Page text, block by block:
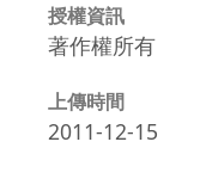
授權資訊
著作權所有
上傳時間
2011-12-15